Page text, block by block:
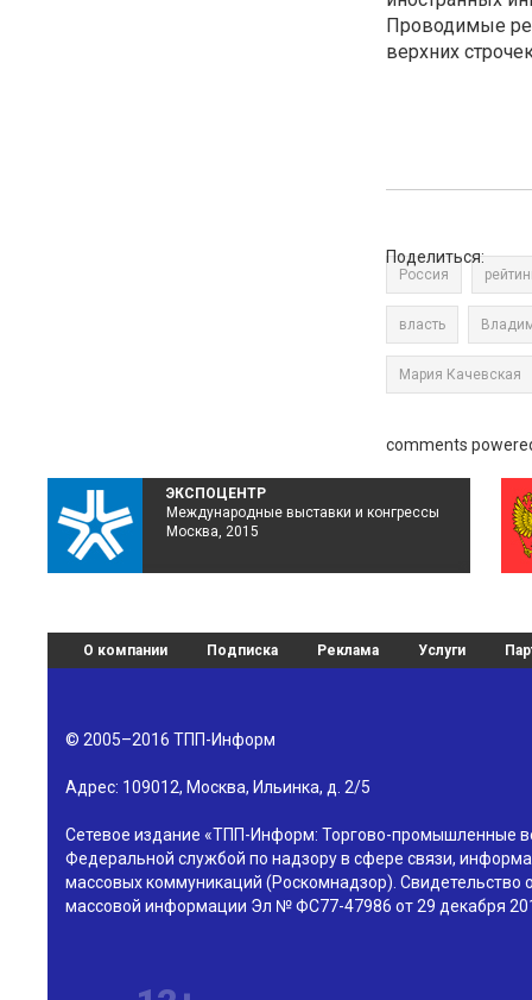
Проводимые
верхних
Поделиться:
Россия
власть
Мария Качевская
comments
ЭКСПОЦЕНТР
Международные выставки и конгрессы
Москва, 2015
О компании Подписка Реклама Услуги
© 2005–2016 ТПП-Информ
Адрес: 109012, Москва, Ильинка, д. 2/5
Сетевое издание «ТПП-Информ: Торгово-промышленные
Федеральной службой по надзору в сфере связи,
массовых коммуникаций (Роскомнадзор). Свидетельство
массовой информации Эл № ФС77-47986 от 29 декабря